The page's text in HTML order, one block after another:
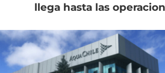
llega hasta las